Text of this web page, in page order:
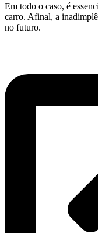
Em todo o caso, é
carro. Afinal, a
no futuro.